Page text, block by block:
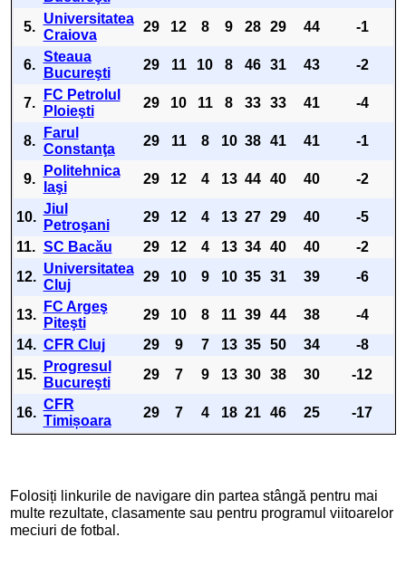
5.
Universitatea
Craiova
29 12 8 9 28 29 44 -1
6.
Steaua
Bucureşti
29 11 10 8 46 31 43 -2
7.
FC Petrolul
Ploieşti
29 10 11 8 33 33 41 -4
8.
Farul
Constanţa
29 11 8 10 38 41 41 -1
9.
Politehnica
Iaşi
29 12 4 13 44 40 40 -2
10.
Jiul
Petroşani
29 12 4 13 27 29 40
-5
11. SC Bacău 29 12 4 13 34 40 40
-2
12.
Universitatea
Cluj
29 10 9 10 35 31 39 -6
13.
FC Argeş
Piteşti
29 10 8 11 39 44 38
-4
14. CFR Cluj 29 9 7 13 35 50 34
-8
15.
Progresul
Bucureşti
29 7 9 13 30 38 30 -12
16.
CFR
Timișoara
29 7 4 18 21 46 25 -17
Folosiți linkurile de navigare din partea stângă pentru mai
multe rezultate, clasamente sau pentru programul viitoarelor
meciuri de fotbal.